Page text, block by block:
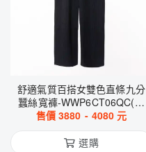
舒適氣質百搭女雙色直條九分
蠶絲寬褲-WWP6CT06QC(黑
灰)
售價 3880 - 4080 元
選購